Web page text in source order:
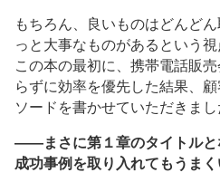
もちろん、良いものはどんど
っと大事なものがあるという
この本の最初に、携帯電話販
らずに効率を優先した結果、
ソードを書かせていただきまし
――まさに第１章のタイトルと
成功事例を取り入れてもうま